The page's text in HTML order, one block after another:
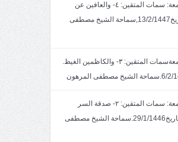
خطبة الجمعة: سمات المتقين: ٤- والعافين عن
الناس.بتاريخ13/2/1447,سماحة الشيخ مصطفى
خطبة الجمعةسمات المتقين: ٣- والكاظمين الغيظ.
خطبة الجمعة: سمات المتقين: ٢- صدقة السر
والعلن.. بتاريخ29/1/1446.سماحة الشيخ مصطفى